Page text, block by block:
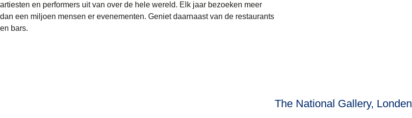
artiesten en performers uit van over de hele wereld. Elk jaar bezoeken meer
dan een miljoen mensen er evenementen. Geniet daarnaast van de restaurants
en bars.
The National Gallery, Londen